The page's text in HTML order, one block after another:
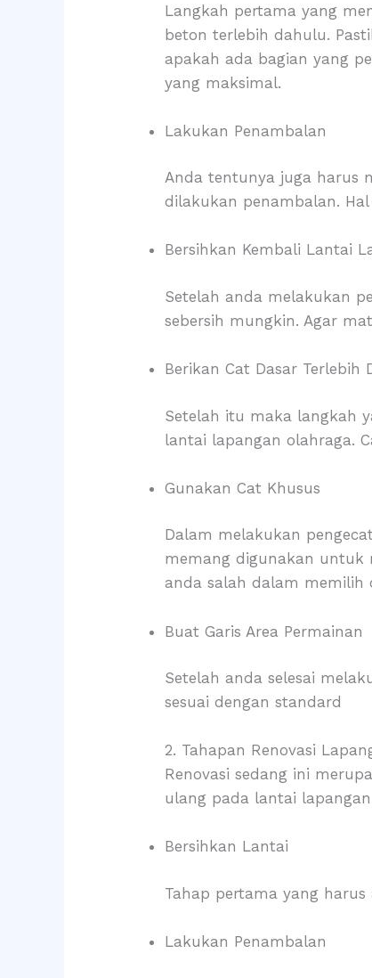
Langkah pertama yang
beton terlebih dahulu.
apakah ada bagian yang
yang maksimal.
Lakukan Penambalan
Anda tentunya juga harus
dilakukan penambalan.
Bersihkan Kembali Lantai
Setelah anda melakukan
sebersih mungkin. Agar
Berikan Cat Dasar Terlebih
Setelah itu maka langkah
lantai lapangan olahraga.
Gunakan Cat Khusus
Dalam melakukan
memang digunakan untuk
anda salah dalam memilih
Buat Garis Area Permainan
Setelah anda selesai
sesuai dengan standard
2. Tahapan Renovasi
Renovasi sedang ini
ulang pada lantai
Bersihkan Lantai
Tahap pertama yang
Lakukan Penambalan